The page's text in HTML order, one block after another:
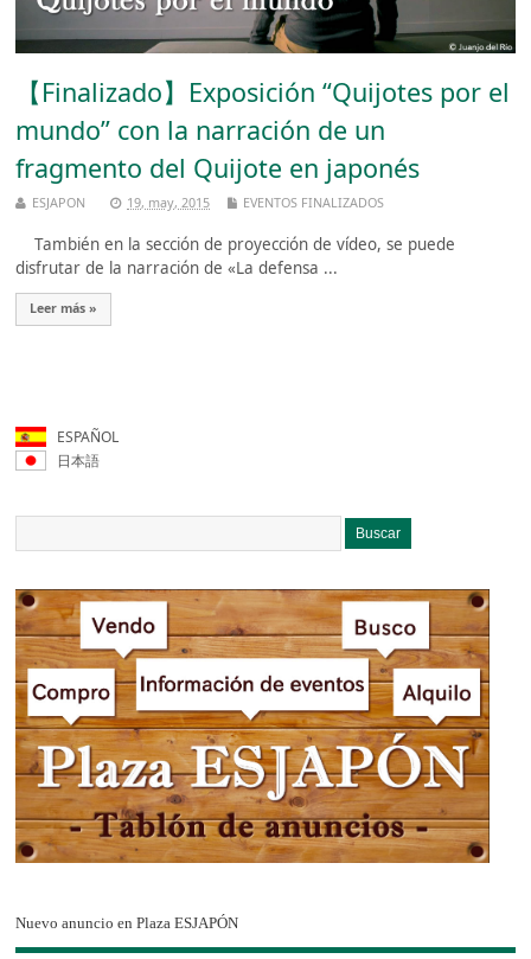
【Finalizado】Exposición “Quijotes por el
mundo” con la narración de un
fragmento del Quijote en japonés
ESJAPON 19, may, 2015 EVENTOS FINALIZADOS
También en la sección de proyección de vídeo, se puede
disfrutar de la narración de «La defensa ...
Leer más »
ESPAÑOL
日本語
Nuevo anuncio en Plaza ESJAPÓN